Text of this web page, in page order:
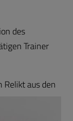
des
Trainer
aus den